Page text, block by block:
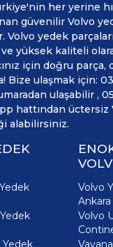
her yerine
güvenilir Volvo
Volvo yedek
yüksek kaliteli
için doğru
Bize ulaşmak için:
ulaşabilir ,
hattından üctersiz
alabilirsiniz.
Volvo
Ankara
Volvo